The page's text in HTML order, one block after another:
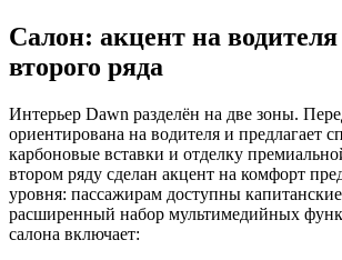
Салон: акцент на
второго ряда
Интерьер Dawn разделён на две зоны.
ориентирована на водителя и предлагает
карбоновые вставки и отделку
втором ряду сделан акцент на комфорт
уровня: пассажирам доступны
расширенный набор мультимедийных
салона включает: